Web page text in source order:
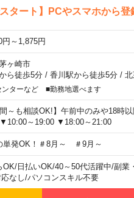
スタート】PCやスマホから
円～1,875円
ヶ崎市
ら徒歩5分/ 香川駅から徒歩5分/
ンターなど ■勤務地選べます
間～も相談OK!】午前中のみや18
～19:00 ▼18:00～21:00
単発OK！＃8月～ ＃9月～
OK/日払いOK/40～50代活躍中/副業
なし/パソコンスキル不要